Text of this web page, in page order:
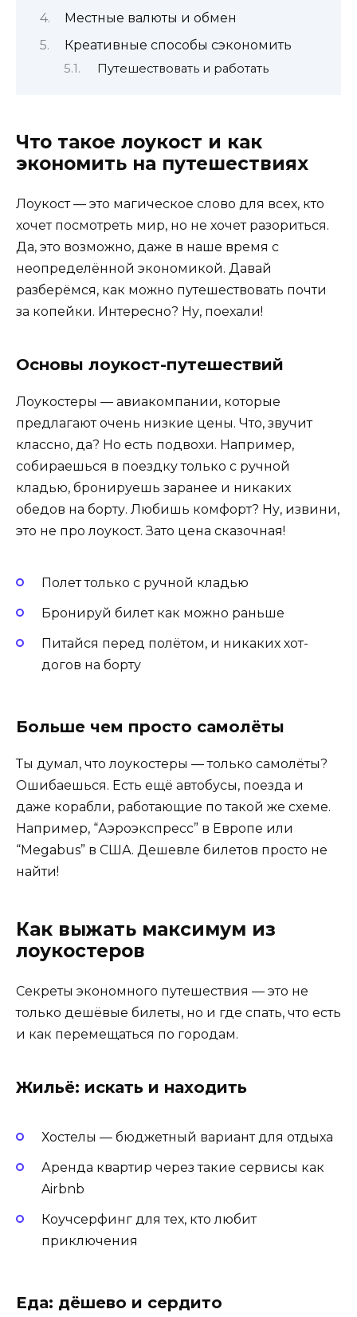
Местные валюты и обмен
Креативные способы сэкономить
Путешествовать и работать
Что такое лоукост и как
экономить на путешествиях
Лоукост — это магическое слово для всех, кто
хочет посмотреть мир, но не хочет разориться.
Да, это возможно, даже в наше время с
неопределённой экономикой. Давай
разберёмся, как можно путешествовать почти
за копейки. Интересно? Ну, поехали!
Основы лоукост-путешествий
Лоукостеры — авиакомпании, которые
предлагают очень низкие цены. Что, звучит
классно, да? Но есть подвохи. Например,
собираешься в поездку только с ручной
кладью, бронируешь заранее и никаких
обедов на борту. Любишь комфорт? Ну, извини,
это не про лоукост. Зато цена сказочная!
Полет только с ручной кладью
Бронируй билет как можно раньше
Питайся перед полётом, и никаких хот-
догов на борту
Больше чем просто самолёты
Ты думал, что лоукостеры — только самолёты?
Ошибаешься. Есть ещё автобусы, поезда и
даже корабли, работающие по такой же схеме.
Например, “Аэроэкспресс” в Европе или
“Megabus” в США. Дешевле билетов просто не
найти!
Как выжать максимум из
лоукостеров
Секреты экономного путешествия — это не
только дешёвые билеты, но и где спать, что есть
и как перемещаться по городам.
Жильё: искать и находить
Хостелы — бюджетный вариант для отдыха
Аренда квартир через такие сервисы как
Airbnb
Коучсерфинг для тех, кто любит
приключения
Еда: дёшево и сердито